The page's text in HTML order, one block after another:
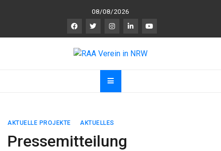
08/08/2026
RAA Verein in NRW
nerkennung und
AKTUELLE PROJEKTE AKTUELLES
Pressemitteilung